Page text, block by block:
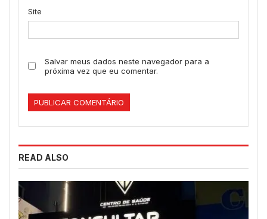
Site
Salvar meus dados neste navegador para a
próxima vez que eu comentar.
READ ALSO